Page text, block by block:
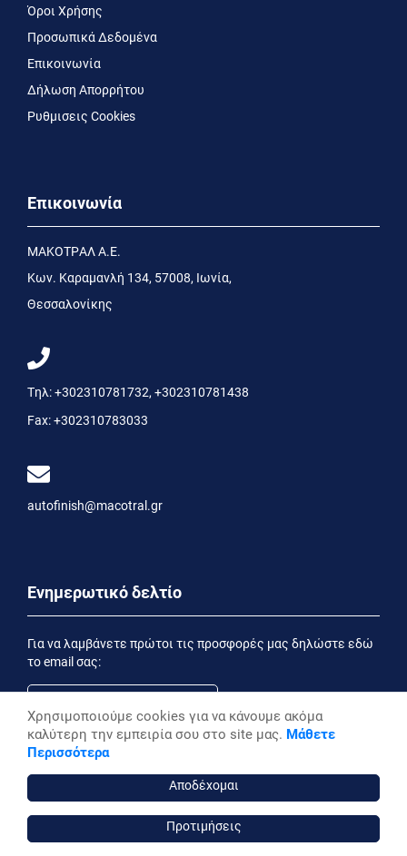
Όροι Χρήσης
Προσωπικά Δεδομένα
Επικοινωνία
Δήλωση Απορρήτου
Ρυθμισεις Cookies
Επικοινωνία
MΑΚΟΤΡΑΛ Α.Ε.
Kων. Kαραμανλή 134, 57008, Ιωνία,
Θεσσαλονίκης
Τηλ:+302310781732, +302310781438
Fax:+302310783033
autofinish@macotral.gr
Ενημερωτικό δελτίο
Για να λαμβάνετε πρώτοι τις προσφορές μας δηλώστε εδώ
το email σας:
Εγγραφή
Έχοντας ενημερωθεί από την
επιθυμώ να λαμβάνω ενημερωτικά email
Powered by Stonewave
Χρησιμοποιούμε cookies για να κάνουμε ακόμα
καλύτερη την εμπειρία σου στο site μας. Μάθετε
Περισσότερα
Αποδέχομαι
Προτιμήσεις